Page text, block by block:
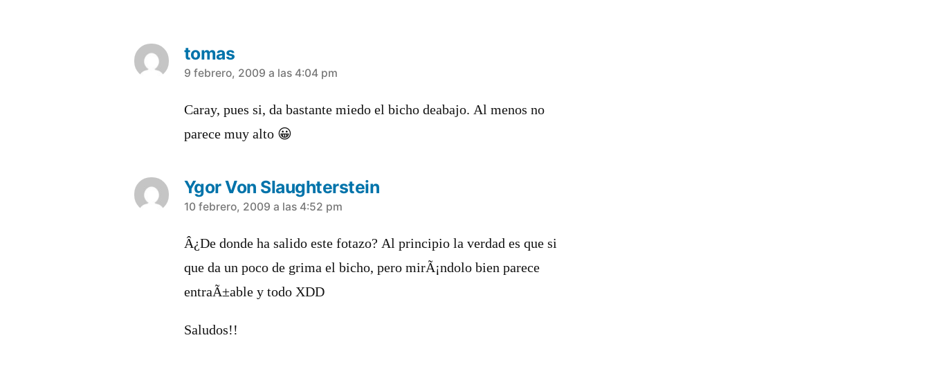
tomas
dice:
9 febrero, 2009 a las 4:04 pm
Caray, pues si, da bastante miedo el bicho deabajo. Al menos no
parece muy alto 😀
Ygor Von Slaughterstein
dice:
10 febrero, 2009 a las 4:52 pm
Â¿De donde ha salido este fotazo? Al principio la verdad es que si
que da un poco de grima el bicho, pero mirÃ¡ndolo bien parece
entraÃ±able y todo XDD
Saludos!!